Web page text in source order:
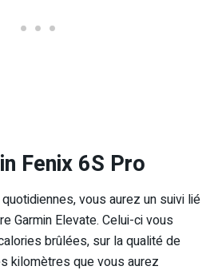
Fenix 6S Pro
vous aurez un suivi lié
Garmin Elevate. Celui-ci vous
brûlées, sur la qualité de
kilomètres que vous aurez